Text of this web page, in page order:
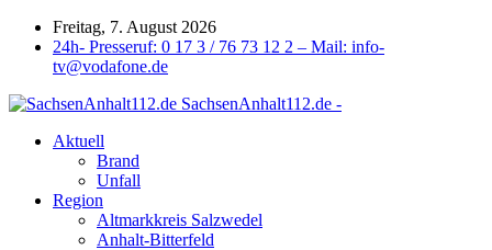
Freitag, 7. August 2026
24h- Presseruf: 0 17 3 / 76 73 12 2 – Mail: info-
tv@vodafone.de
SachsenAnhalt112.de -
Aktuell
Brand
Unfall
Region
Altmarkkreis Salzwedel
Anhalt-Bitterfeld